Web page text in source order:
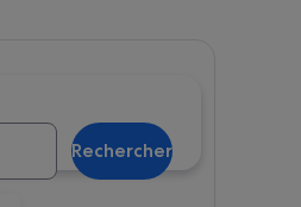
Rechercher